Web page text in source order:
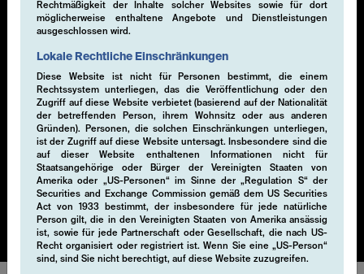
Rechtmäßigkeit der Inhalte solcher Websites sowie für dort
möglicherweise enthaltene Angebote und Dienstleistungen
ausgeschlossen wird.
Lokale Rechtliche Einschränkungen
Diese Website ist nicht für Personen bestimmt, die einem
Rechtssystem unterliegen, das die Veröffentlichung oder den
Zugriff auf diese Website verbietet (basierend auf der Nationalität
der betreffenden Person, ihrem Wohnsitz oder aus anderen
Gründen). Personen, die solchen Einschränkungen unterliegen,
ist der Zugriff auf diese Website untersagt. Insbesondere sind die
auf dieser Website enthaltenen Informationen nicht für
Staatsangehörige oder Bürger der Vereinigten Staaten von
Amerika oder „US-Personen“ im Sinne der „Regulation S“ der
Securities and Exchange Commission gemäß dem US Securities
Act von 1933 bestimmt, der insbesondere für jede natürliche
Person gilt, die in den Vereinigten Staaten von Amerika ansässig
ist, sowie für jede Partnerschaft oder Gesellschaft, die nach US-
Recht organisiert oder registriert ist. Wenn Sie eine „US-Person“
sind, sind Sie nicht berechtigt, auf diese Website zuzugreifen.
Liquid Alternatives
Unsere liquiden alternativen Anlagelösungen nutzen
Derivate, um durch innovative Strategien, die
traditionelle Portfolios ergänzen, systematisch
zusätzliches Alpha zu generieren. Durch den flexiblen
Zugriff ermöglichen diese Lösungen eine schnelle
Reaktion auf Marktveränderungen. Sie bieten robuste
und massgeschneiderte Optionen zur Diversifizierung
von Portfolios, zur Navigation in komplexen Märkten
und zur Erzielung risikobereinigter Renditen.